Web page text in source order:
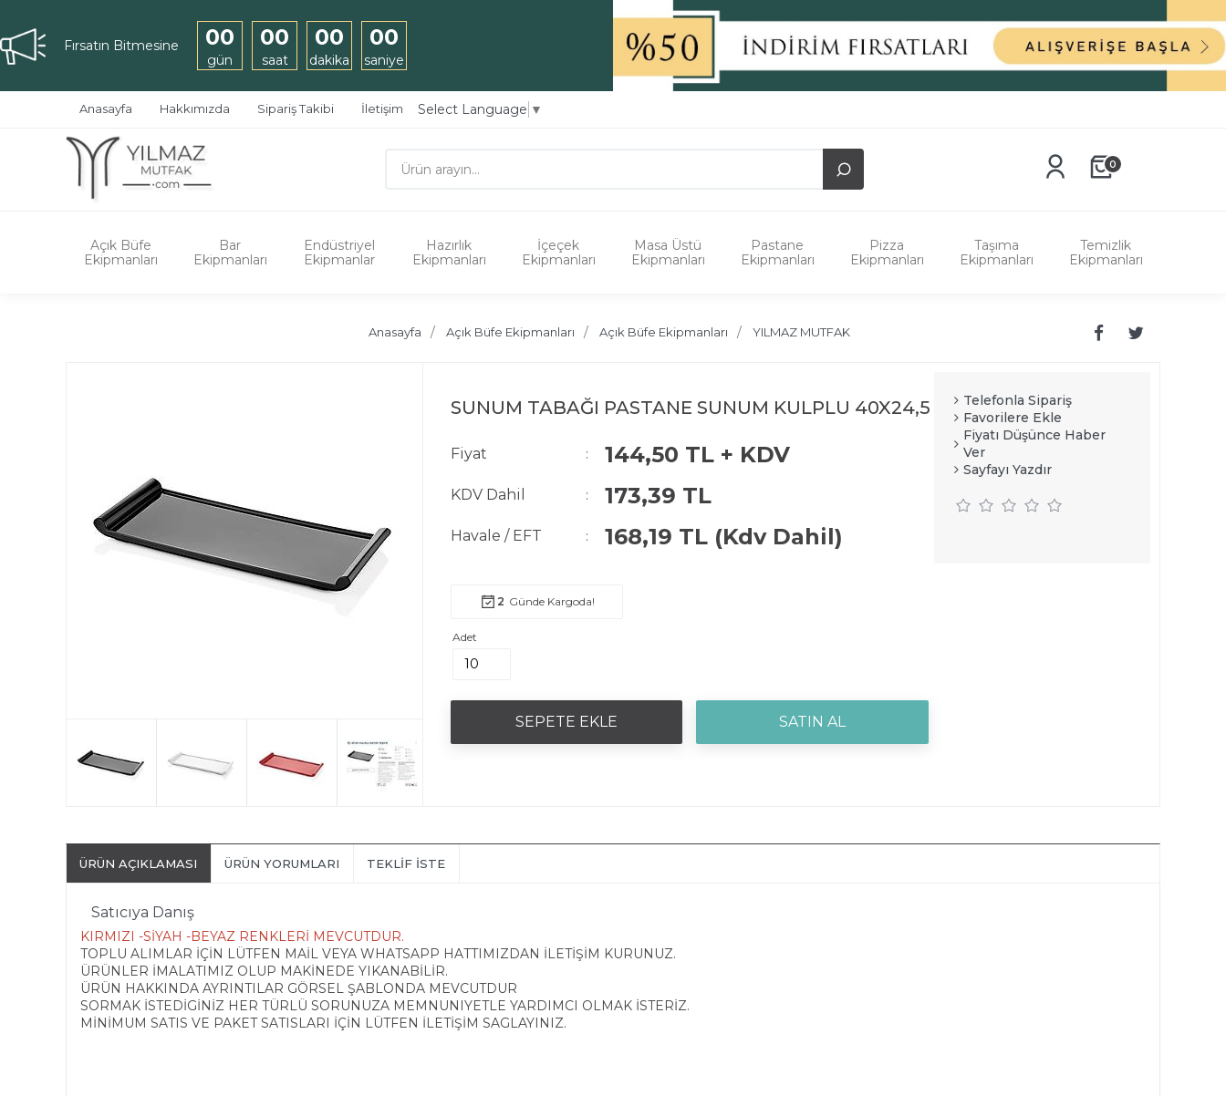
Fırsatın Bitmesine 00
gün
00
saat
00
dakika
00
saniye
Anasayfa Hakkımızda Sipariş Takibi İletişim Select Language ▼
0
Açık Büfe
Ekipmanları
Bar
Ekipmanları
Endüstriyel
Ekipmanlar
Hazırlık
Ekipmanları
İçeçek
Ekipmanları
Masa Üstü
Ekipmanları
Pastane
Ekipmanları
Pizza
Ekipmanları
Taşıma
Ekipmanları
Temizlik
Ekipmanları
Anasayfa Açık Büfe Ekipmanları Açık Büfe Ekipmanları YILMAZ MUTFAK
SUNUM TABAĞI PASTANE SUNUM KULPLU 40X24,5
Fiyat : 144,50 TL + KDV
KDV Dahil : 173,39 TL
Havale / EFT : 168,19 TL (Kdv Dahil)
2
Adet
Telefonla Sipariş
Favorilere Ekle
Fiyatı Düşünce Haber
Ver
Sayfayı Yazdır
ÜRÜN AÇIKLAMASI ÜRÜN YORUMLARI TEKLIF İSTE
Satıcıya Danış
KIRMIZI -SİYAH -BEYAZ RENKLERİ MEVCUTDUR.
TOPLU ALIMLAR İÇİN LÜTFEN MAİL VEYA WHATSAPP HATTIMIZDAN İLETİŞİM KURUNUZ.
ÜRÜNLER İMALATIMIZ OLUP MAKİNEDE YIKANABİLİR.
ÜRÜN HAKKINDA AYRINTILAR GÖRSEL ŞABLONDA MEVCUTDUR
SORMAK İSTEDİGİNİZ HER TÜRLÜ SORUNUZA MEMNUNIYETLE YARDIMCI OLMAK İSTERİZ.
MİNİMUM SATIS VE PAKET SATISLARI İÇİN LÜTFEN İLETİŞİM SAGLAYINIZ.